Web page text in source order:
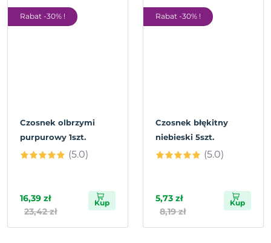
Rabat -30% !
Czosnek olbrzymi
purpurowy 1szt.
(5.0)
16,39 zł
23,42 zł
Kup
Rabat -30% !
Czosnek błękitny
niebieski 5szt.
(5.0)
5,73 zł
8,19 zł
Kup